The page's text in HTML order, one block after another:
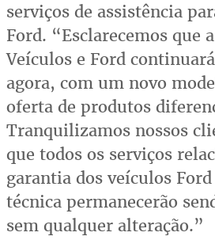
serviços de assistência
Ford. “Esclarecemos que
Veículos e Ford
agora, com um novo
oferta de produtos
Tranquilizamos nossos
que todos os serviços
garantia dos veículos
técnica permanecerão
sem qualquer alteração.”